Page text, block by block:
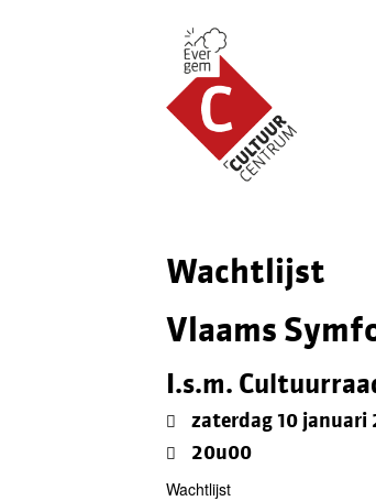
Wachtlijst
Vlaams
I.s.m.
zaterdag 10 januari
20u00
Wachtlijst